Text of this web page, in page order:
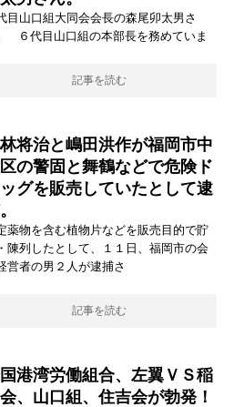
目山口組大同会会長の森尾卯太男さ
６代目山口組の本部長を務めていま
記事を読む
将治と嶋田洪作が福岡市中
の警固と舞鶴などで危険ド
グを販売していたとして逮
薬物を含む植物片などを販売目的で貯
陳列したとして、１１日、福岡市の会
営者の男２人が逮捕さ
記事を読む
港湾労働組合、左翼ＶＳ稲
、山口組、住吉会が勃発！